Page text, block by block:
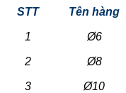
STT Tên hàng
1 Ø6
2 Ø8
3 Ø10